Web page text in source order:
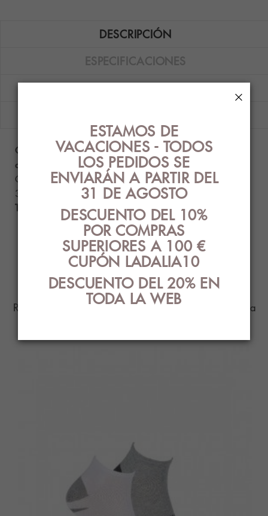
DESCRIPCIÓN
ESPECIFICACIONES
OPINIONES (0)
Calcetín Soxland de punto liso bambú con puño
antipresión en color negro, gris y marino.
Composición: 75% viscosa bambú - 22% poliéster -
3% elastano.
Talla única (40-45) .
PRODUCTOS
RELACIONADOS
Ropa Interior con el mejor diseño y estilo para
ESTAMOS DE
VACACIONES - TODOS
LOS PEDIDOS SE
ENVIARÁN A PARTIR DEL
31 DE AGOSTO
DESCUENTO DEL 10%
POR COMPRAS
SUPERIORES A 100 €
CUPÓN LADALIA10
DESCUENTO DEL 20% EN
TODA LA WEB
×